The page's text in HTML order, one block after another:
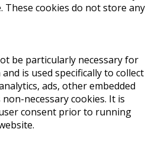
These cookies do not store any
be particularly necessary for
is used specifically to collect
ads, other embedded
necessary cookies. It is
consent prior to running